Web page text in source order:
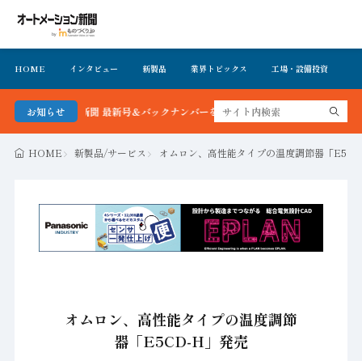
HOME インタビュー 新製品 業界トピックス 工場・設備投資
お知らせ
ョン新聞 最新号＆バックナンバーを無料で公開中 詳細はこちら
HOME 新製品/サービス オムロン、高性能タイプの温度調節器「
オムロン、高性能タイプの温度調節
器「E5CD-H」発売